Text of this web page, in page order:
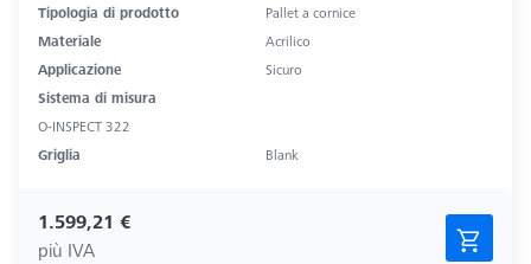
Tipologia di prodotto
Pallet a cornice
Materiale
Acrilico
Applicazione
Sicuro
Sistema di misura
O-INSPECT 322
Griglia
Blank
1.599,21 €
più IVA